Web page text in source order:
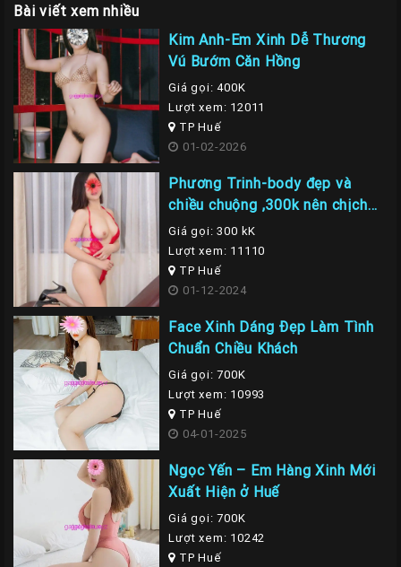
Bài viết xem nhiều
Kim Anh-Em Xinh Dễ Thương
Vú Bướm Căn Hồng
Giá gọi: 400K
Lượt xem: 12011
TP Huế
01-02-2026
Phương Trinh-body đẹp và
chiều chuộng ,300k nên chịch
em là nhất
Giá gọi: 300 kK
Lượt xem: 11110
TP Huế
01-12-2024
Face Xinh Dáng Đẹp Làm Tình
Chuẩn Chiều Khách
Giá gọi: 700K
Lượt xem: 10993
TP Huế
04-01-2025
Ngọc Yến – Em Hàng Xinh Mới
Xuất Hiện ở Huế
Giá gọi: 700K
Lượt xem: 10242
TP Huế